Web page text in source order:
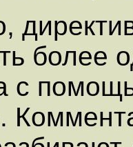
более
с